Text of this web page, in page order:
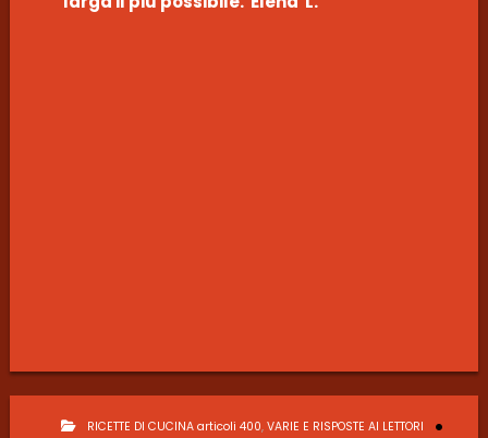
RICETTE DI CUCINA articoli 400, VARIE E RISPOSTE AI LETTORI